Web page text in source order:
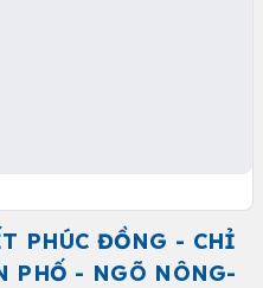
PHÚC ĐỒNG - CHỈ
PHỐ - NGÕ NÔNG-